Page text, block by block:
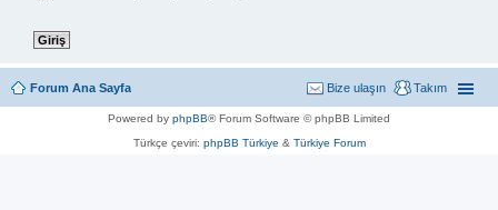
Forum Ana Sayfa Takım
Bize ulaşın
Powered by phpBB® Forum Software © phpBB Limited
Türkçe çeviri: phpBB Türkiye & Türkiye Forum